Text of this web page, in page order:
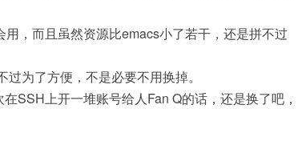
，而且虽然资源比emacs小了若干，还是拼不过
为了方便，不是必要不用换掉。
SSH上开一堆账号给人Fan Q的话，还是换了吧，